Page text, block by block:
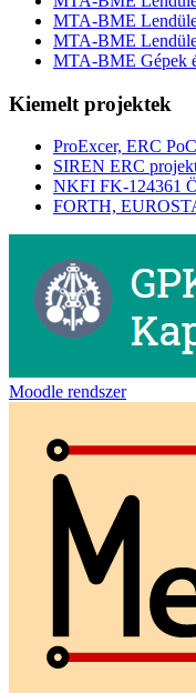
MTA-BME
MTA-BME
MTA-BME Gépek
Kiemelt projektek
ProExcer, ERC
SIREN ERC
NKFI FK-124361
FORTH,
Moodle rendszer